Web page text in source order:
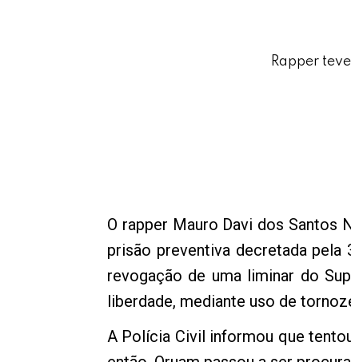
Rapper
O rapper Mauro Davi dos
prisão preventiva decretada
revogação de uma liminar do
liberdade, mediante uso de
A Polícia Civil informou que